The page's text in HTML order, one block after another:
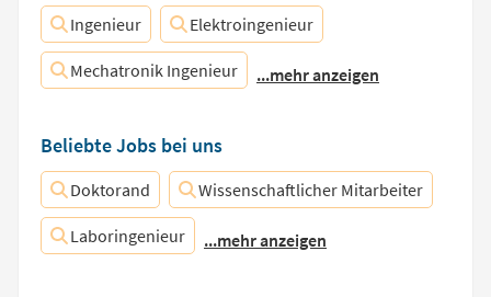
Ingenieur Elektroingenieur
Mechatronik Ingenieur ...mehr anzeigen
Beliebte Jobs bei uns
Doktorand Wissenschaftlicher Mitarbeiter
Laboringenieur ...mehr anzeigen